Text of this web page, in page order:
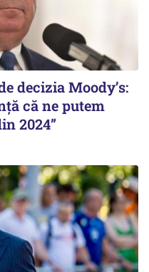
decizia Moody’s:
că ne putem
2024”